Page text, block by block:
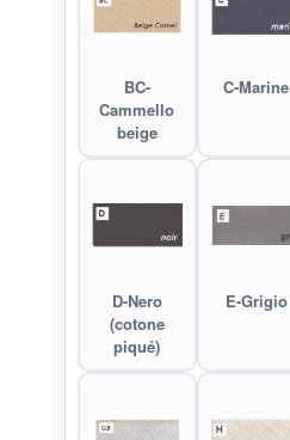
BC-
Cammello
beige
C-Marine
D-Nero
(cotone
piqué)
E-Grigio